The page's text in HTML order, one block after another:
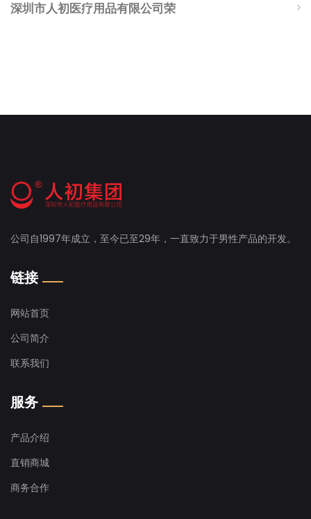
深圳市人初医疗用品有限公司荣
公司自1997年成立，至今已至29年，一直致力于男性产品的开发。
链接
网站首页
公司简介
联系我们
服务
产品介绍
直销商城
商务合作